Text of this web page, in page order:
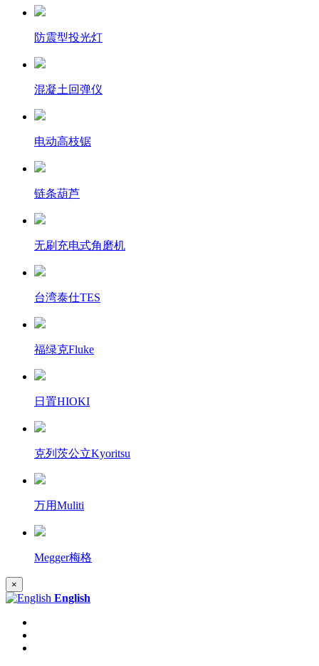
防震型投光灯
混凝土回弹仪
电动高枝锯
链条葫芦
无刷充电式角磨机
台湾泰仕TES
福绿克Fluke
日置HIOKI
克列茨公立Kyoritsu
万用Muliti
Megger梅格
×
English